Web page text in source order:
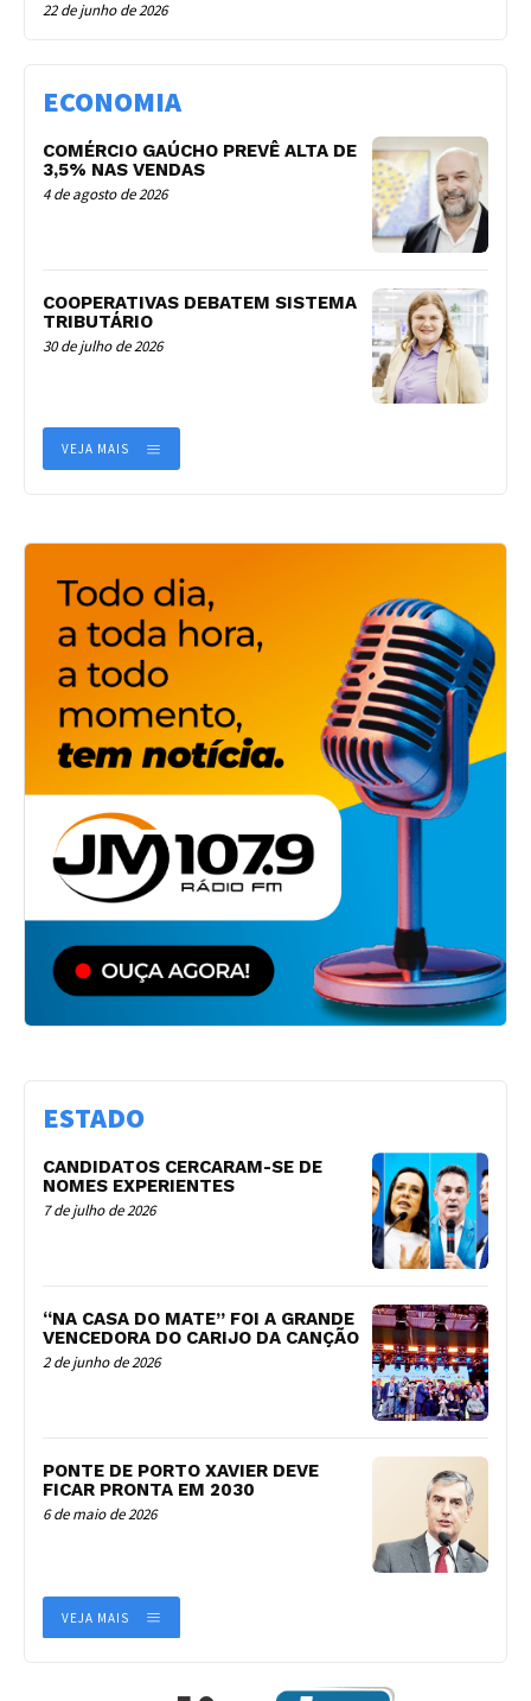
22 de junho de 2026
ECONOMIA
COMÉRCIO GAÚCHO PREVÊ ALTA DE
3,5% NAS VENDAS
4 de agosto de 2026
COOPERATIVAS DEBATEM SISTEMA
TRIBUTÁRIO
30 de julho de 2026
VEJA MAIS
ESTADO
CANDIDATOS CERCARAM-SE DE
NOMES EXPERIENTES
7 de julho de 2026
“NA CASA DO MATE” FOI A GRANDE
VENCEDORA DO CARIJO DA CANÇÃO
2 de junho de 2026
PONTE DE PORTO XAVIER DEVE
FICAR PRONTA EM 2030
6 de maio de 2026
VEJA MAIS